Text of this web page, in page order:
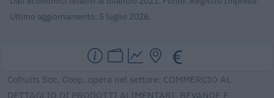
Ultimo aggiornamento: 5 luglio 2026.
Cofruits Soc. Coop. opera nel settore: COMMERCIO AL
DETTAGLIO DI PRODOTTI ALIMENTARI, BEVANDE E